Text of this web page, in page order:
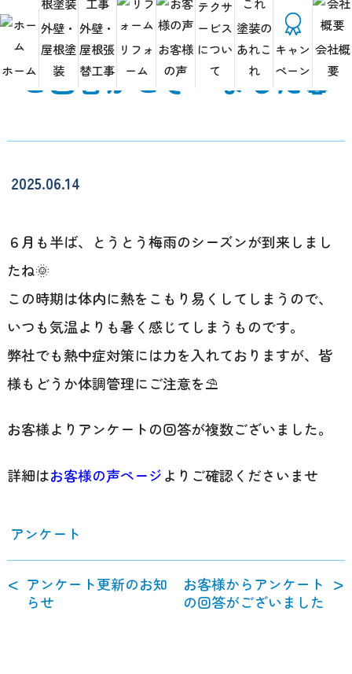
ホーム
外壁・
屋根塗
装
外壁・
屋根張
替工事
リフォ
ーム
お客様
の声
テクサ
ービス
につい
て
塗装の
あれこ
れ
キャン
ペーン
会社概
要
お客様よりアンケートの
ご回答がございました💮
2025.06.14
６月も半ば、とうとう梅雨のシーズンが到来しまし
たね🌞
この時期は体内に熱をこもり易くしてしまうので、
いつも気温よりも暑く感じてしまうものです。
弊社でも熱中症対策には力を入れておりますが、皆
様もどうか体調管理にご注意を⛱️
お客様よりアンケートの回答が複数ございました。
詳細はお客様の声ページよりご確認くださいませ
アンケート
アンケート更新のお知
らせ
お客様からアンケート
の回答がございました